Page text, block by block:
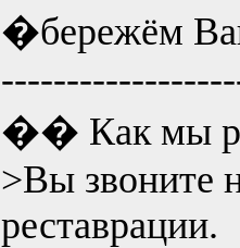
�бережём
�� Как мы
>Вы звоните
реставрации.